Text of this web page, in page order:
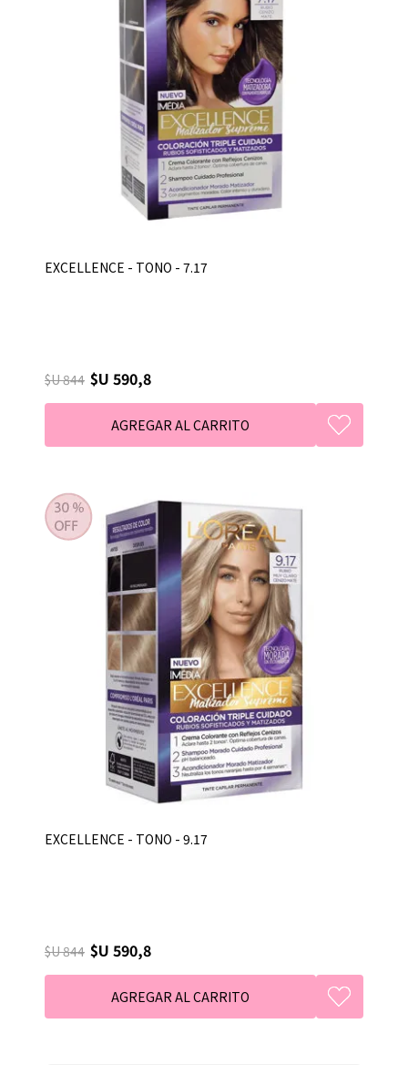
EXCELLENCE - TONO - 7.17
$U 844 $U 590,8
EXCELLENCE - TONO - 9.17
$U 844 $U 590,8